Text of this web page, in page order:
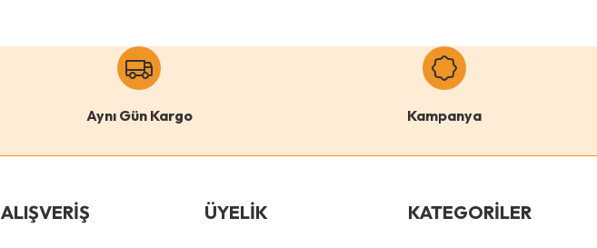
Aynı Gün Kargo Kampanya
ALIŞVERİŞ ÜYELİK KATEGORİLER